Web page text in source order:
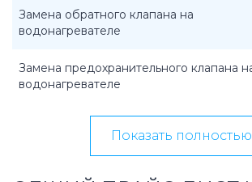
Замена обратного клапана на
водонагревателе
Замена предохранительного клапана
водонагревателе
Показать полностью